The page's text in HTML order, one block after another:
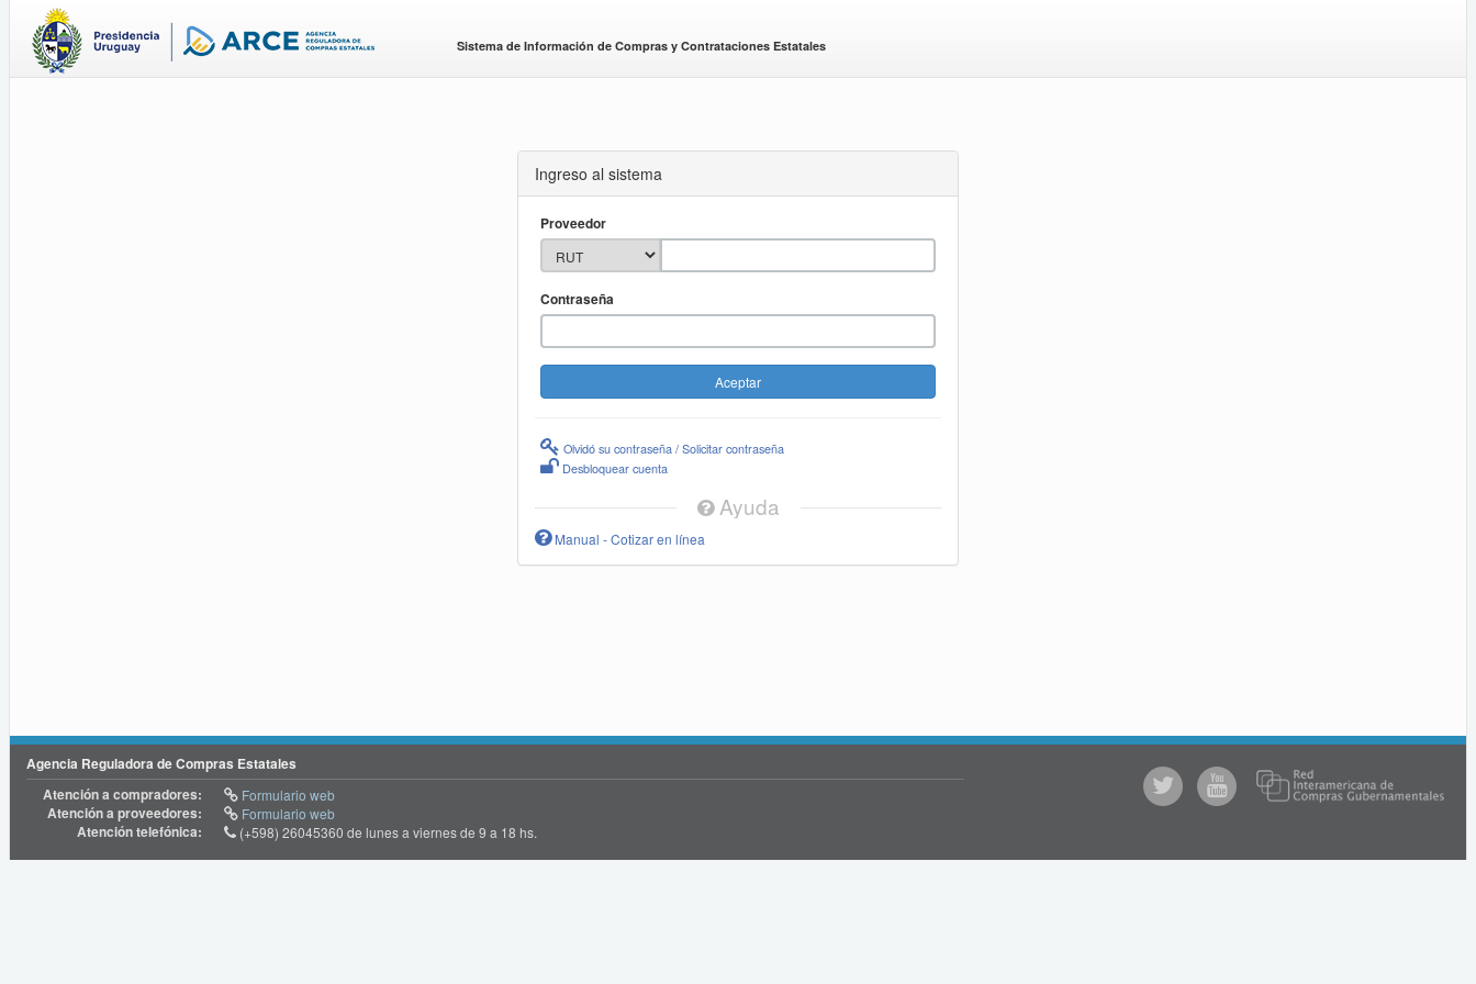
Sistema de Información de Compras y Contrataciones Estatales
Ingreso al sistema
Proveedor
Contraseña
Olvidó su contraseña / Solicitar contraseña
Desbloquear cuenta
Ayuda
Manual - Cotizar en línea
Agencia Reguladora de Compras Estatales
Atención a compradores:
Formulario web
Atención a proveedores: Formulario web
Atención telefónica: (+598) 26045360 de lunes a viernes de 9 a 18 hs.
@comprasgubuy
ACCE
Youtube